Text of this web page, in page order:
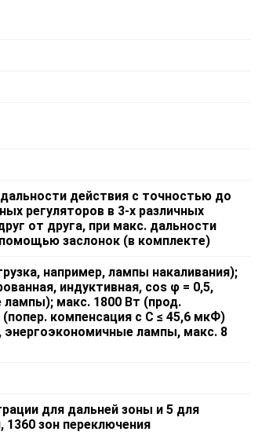
действия с точностью до
регуляторов в 3-х различных
от друга, при макс. дальности
заслонок (в комплекте)
например, лампы накаливания);
индуктивная, cos φ = 0,5,
макс. 1800 Вт (прод.
компенсация с С ≤ 45,6 мкФ)
лампы, макс. 8
для дальней зоны и 5 для
зон переключения